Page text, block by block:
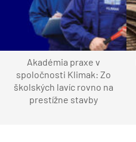
Akadémia praxe v
spoločnosti Klimak: Zo
školských lavíc rovno na
prestížne stavby